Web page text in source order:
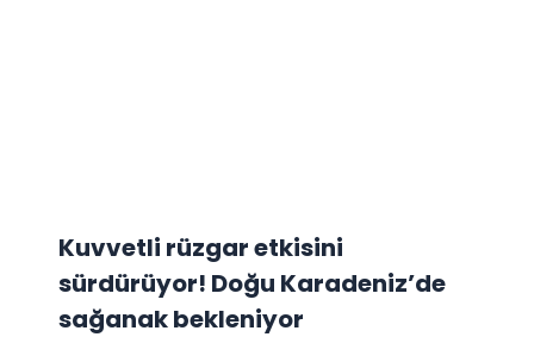
Kuvvetli rüzgar etkisini
sürdürüyor! Doğu Karadeniz’de
sağanak bekleniyor